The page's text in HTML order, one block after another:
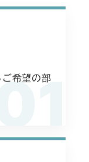
希望の部